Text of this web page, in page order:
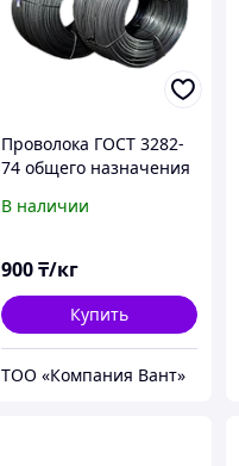
Проволока ГОСТ 3282-
74 общего назначения
В наличии
900 ₸/кг
Купить
ТОО «Компания Вант»